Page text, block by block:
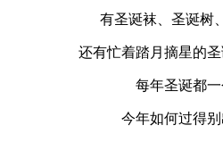
有圣诞袜、圣诞树
还有忙着踏月摘星的
每年圣诞都一
今年如何过得别